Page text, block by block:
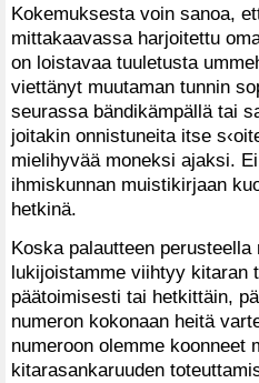
Kokemuksesta voin sanoa,
mittakaavassa harjoitettu
on loistavaa tuuletusta
viettänyt muutaman tunnin
seurassa bändikämpällä tai
joitakin onnistuneita itse
mielihyvää moneksi ajaksi.
ihmiskunnan muistikirjaan
hetkinä.
Koska palautteen
lukijoistamme viihtyy kitaran
päätoimisesti tai hetkittäin,
numeron kokonaan heitä
numeroon olemme koonneet
kitarasankaruuden